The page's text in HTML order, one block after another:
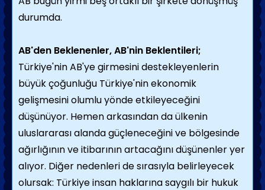
durumda.
AB'den Beklenenler, AB'nin Beklentileri;
Türkiye'nin AB'ye girmesini destekleyenlerin
büyük çoğunluğu Türkiye'nin ekonomik
gelişmesini olumlu yönde etkileyeceğini
düşünüyor. Hemen arkasından da ülkenin
uluslararası alanda güçleneceğini ve bölgesinde
ağırlığının ve itibarının artacağını düşünenler yer
alıyor. Diğer nedenleri de sırasıyla belirleyecek
olursak: Türkiye insan haklarına saygılı bir hukuk